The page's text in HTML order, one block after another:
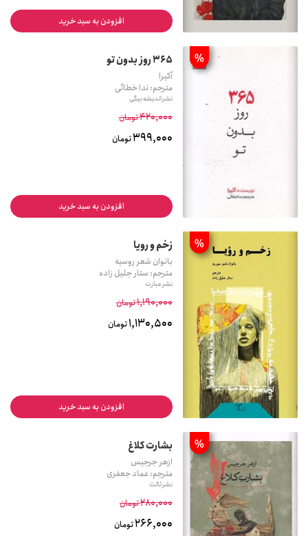
افزودن به سبد خرید
% 365 روز بدون تو
آکیرا
مترجم: ندا خطائی
نشر اندیشه بیگی
420,000تومان
399,000تومان
افزودن به سبد خرید
% زخم و رویا
بانوان شعر روسیه
مترجم: ستار جلیل زاده
نشر عبارت
1,190,000تومان
1,130,500تومان
افزودن به سبد خرید
% بشارت کلاغ
ازهر جرجیس
مترجم: عماد جعفری
نشر ثالث
280,000تومان
266,000تومان